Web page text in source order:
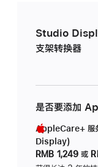
Studio
支架转换器
是否要添加
AppleCare+ 服
Display)
RMB 1,249 或